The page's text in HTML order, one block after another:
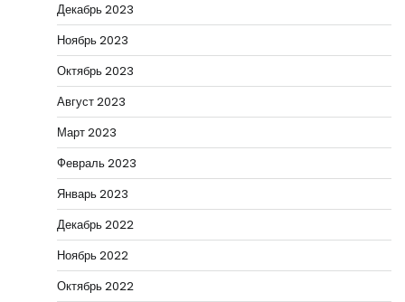
Декабрь 2023
Ноябрь 2023
Октябрь 2023
Август 2023
Март 2023
Февраль 2023
Январь 2023
Декабрь 2022
Ноябрь 2022
Октябрь 2022